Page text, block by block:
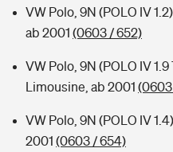
VW Polo, 9N (POLO IV
ab 2001 (0603 / 652)
VW Polo, 9N (POLO IV 1.9
Limousine, ab 2001
VW Polo, 9N (POLO IV
2001 (0603 / 654)